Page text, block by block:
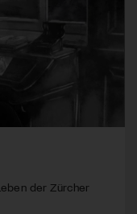
der Zürcher